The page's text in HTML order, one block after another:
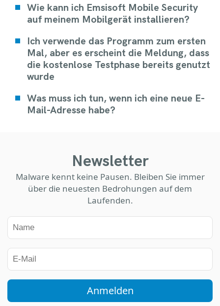
Wie kann ich Emsisoft Mobile Security
auf meinem Mobilgerät installieren?
Ich verwende das Programm zum ersten
Mal, aber es erscheint die Meldung, dass
die kostenlose Testphase bereits genutzt
wurde
Was muss ich tun, wenn ich eine neue E-
Mail-Adresse habe?
Newsletter
Malware kennt keine Pausen. Bleiben Sie immer
über die neuesten Bedrohungen auf dem
Laufenden.
Anmelden